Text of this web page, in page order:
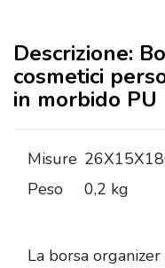
Descrizione:
cosmetici
in morbido PU
Misure
Peso
0,2 kg
La borsa